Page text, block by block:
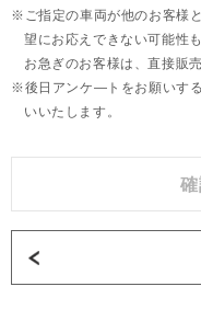
ご指定の車両が他のお客様
望にお応えできない可能性
お急ぎのお客様は、直接販
後日アンケ―トをお願いす
いいたします。